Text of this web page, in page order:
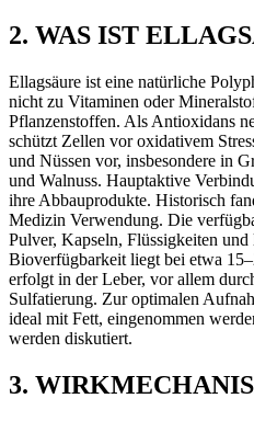
2. WAS IST
Ellagsäure ist eine natürliche
nicht zu Vitaminen oder
Pflanzenstoffen. Als Antioxidans
schützt Zellen vor oxidativem
und Nüssen vor, insbesondere in
und Walnuss. Hauptaktive
ihre Abbauprodukte. Historisch
Medizin Verwendung. Die
Pulver, Kapseln, Flüssigkeiten
Bioverfügbarkeit liegt bei etwa
erfolgt in der Leber, vor allem
Sulfatierung. Zur optimalen
ideal mit Fett, eingenommen
werden diskutiert.
3.